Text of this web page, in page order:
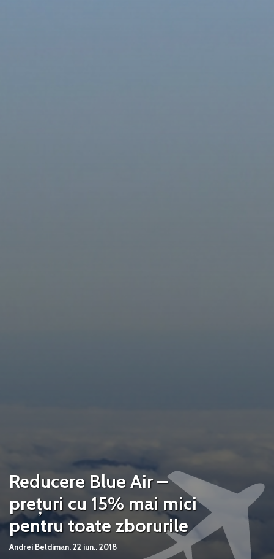
Reducere Blue Air –
prețuri cu 15% mai mici
pentru toate zborurile
Andrei Beldiman,22 iun.. 2018